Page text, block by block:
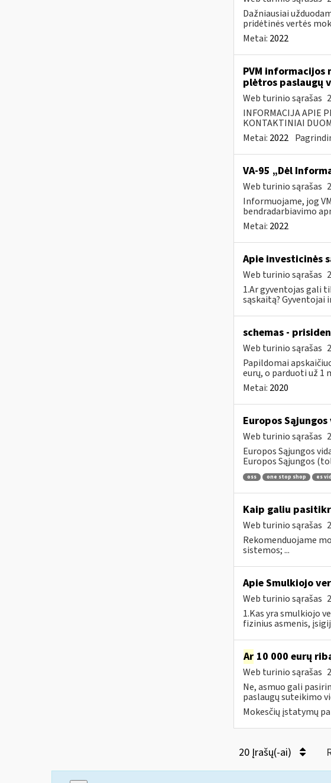
Dažniausiai
pridėtinės vertės
Metai: 2022
PVM informacijos
plėtros paslaugų
Web turinio sąrašas
INFORMACIJA APIE
KONTAKTINIAI
Metai: 2022
VA-95 „Dėl
Web turinio sąrašas
Informuojame, jog
bendradarbiavimo
Metai: 2022
Apie investicinės
Web turinio sąrašas
1.Ar gyventojas gali
sąskaitą? Gyventojai
schemas -
Web turinio sąrašas
Papildomai
eurų, o parduoti už 1
Metai: 2020
Europos
Web turinio sąrašas
Europos Sąjungos
Europos Sąjungos
oss one stop shop es
Kaip galiu
Web turinio sąrašas
Rekomenduojame
sistemos; ...
Apie Smulkiojo
Web turinio sąrašas
1.Kas yra smulkiojo
fizinius asmenis,
Ar10 000 eurų
Web turinio sąrašas
Ne, asmuo gali
paslaugų suteikimo
Mokesčių įstatymų
20 Įrašų(-ai)